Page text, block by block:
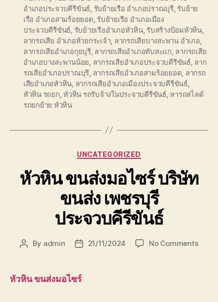
อำเภอประจวบคีรีขันธ์ รับย้ายเรือ อำเภอปราณบุรี, รับย้าย
เรือ อำเภอสามร้อยยอด รับย้ายเรือ อำเภอเมือง
ประจวบคีรีขันธ์ รับย้ายเรืออำเภอหัวหิน, รับสร้างป้อมหัวหิน,
ลากรถเสีย อำเภอห้วยกระเจ้า ลากรถเสียบางสะพาน อำเภอ
ลากรถเสียอำเภอกุยบุรี, ลากรถเสียอำเภอทับสะแก ลากรถเสีย
อำเภอบางสะพานน้อย ลากรถเสียอำเภอประจวบคีรีขันธ์, ลาก
รถเสียอำเภอปราณบุรี ลากรถเสียอำเภอสามร้อยยอด ลากรถ
เสียอำเภอหัวหิน ลากรถเสียอำเภอเมืองประจวบคีรีขันธ์,
หัวหิน รถยก ,หัวหิน รถรับจ้างในประจวบคีรีขันธ์,หารถสไลด์
รถยกย้าย หัวหิน
Categories
UNCATEGORIZED
หัวหิน ขนส่งมอไซร์ บริษัท
ขนส่ง เพชรบุรี
ประจวบคีรีขันธ์
Post
By admin
Post21/11/2024 No Commentson
หัวหิน ขนส่งมอไซร์